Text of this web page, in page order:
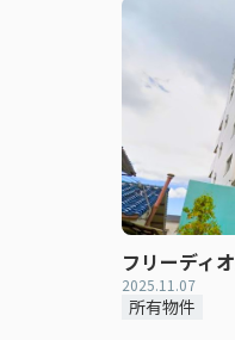
フリーディ
2025.11.07
所有物件